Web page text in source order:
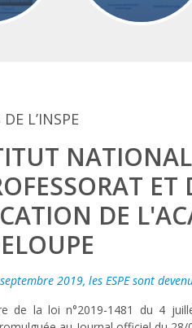
L’INSPE
ET
DE
2019, les ESPE sont
de la loi n°2019-1481 du 4